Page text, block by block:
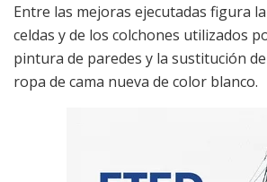
Entre las mejoras ejecutadas figura
celdas y de los colchones utilizados
pintura de paredes y la sustitución
ropa de cama nueva de color blanco.